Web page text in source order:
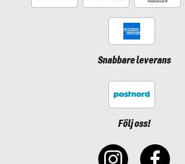
Snabbare leverans
Följ oss!